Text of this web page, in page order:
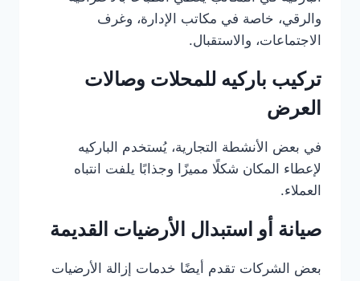
والرقي، خاصة في مكاتب الإدارة، وغرف
الاجتماعات، والاستقبال.
تركيب باركيه للمحلات وصالات
العرض
في بعض الأنشطة التجارية، يُستخدم الباركيه
لإعطاء المكان شكلًا مميزًا وجذابًا يلفت انتباه
العملاء.
صيانة أو استبدال الأرضيات القديمة
بعض الشركات تقدم أيضًا خدمات إزالة الأرضيات